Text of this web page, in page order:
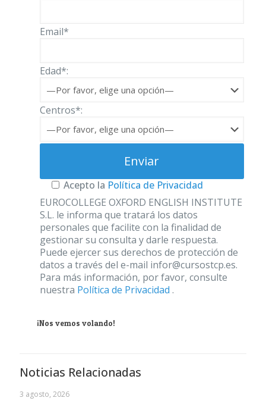
Email*
Edad*:
Centros*:
Acepto la Política de Privacidad
EUROCOLLEGE OXFORD ENGLISH INSTITUTE
S.L. le informa que tratará los datos
personales que facilite con la finalidad de
gestionar su consulta y darle respuesta.
Puede ejercer sus derechos de protección de
datos a través del e-mail infor@cursostcp.es.
Para más información, por favor, consulte
nuestra Política de Privacidad .
¡Nos vemos volando!
Noticias Relacionadas
3 agosto, 2026